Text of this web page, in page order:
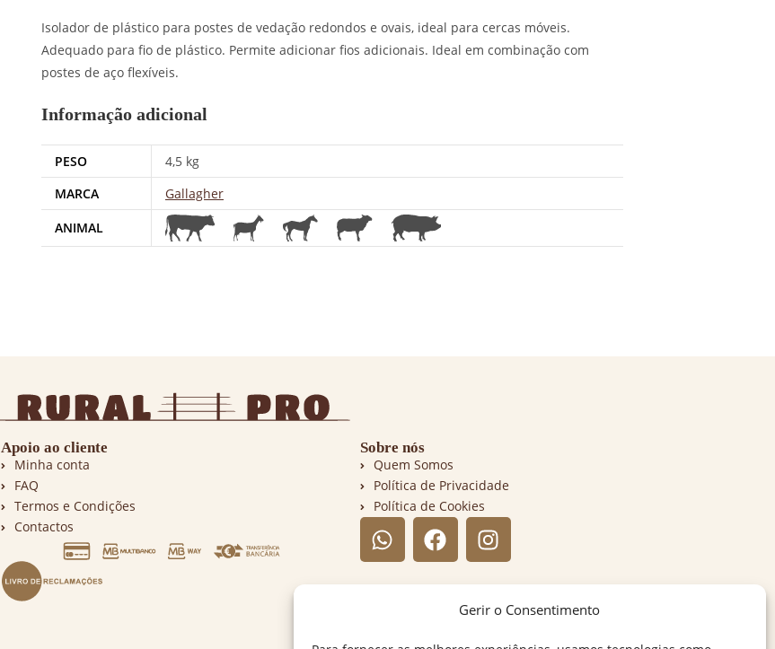
Gerir o Consentimento
Isolador de plástico para postes de vedação redondos e ovais, ideal para cercas móveis.
Adequado para fio de plástico. Permite adicionar fios adicionais. Ideal em combinação com
postes de aço flexíveis.
Informação adicional
PESO
4,5 kg
MARCA
Gallagher
ANIMAL
Apoio ao cliente
Minha conta
FAQ
Termos e Condições
Contactos
Sobre nós
Quem Somos
Política de Privacidade
Política de Cookies